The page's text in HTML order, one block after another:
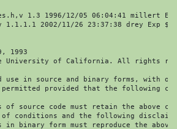
1.3 1996/12/05 06:04:41 millert
1.1.1.1 2002/11/26 23:37:38 drey Exp $
1993
University of California. All rights
use in source and binary forms, with or
provided that the following
source code must retain the above
conditions and the following
binary form must reproduce the above